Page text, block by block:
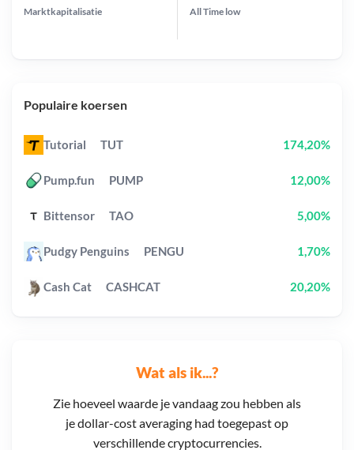
Wat als ik...?
Zie hoeveel waarde je vandaag zou hebben als
je dollar-cost averaging had toegepast op
verschillende cryptocurrencies.
Marktkapitalisatie All Time low
Populaire koersen
Tutorial TUT 174,20%
Pump.fun PUMP 12,00%
Bittensor TAO 5,00%
Pudgy Penguins PENGU 1,70%
Cash Cat CASHCAT 20,20%